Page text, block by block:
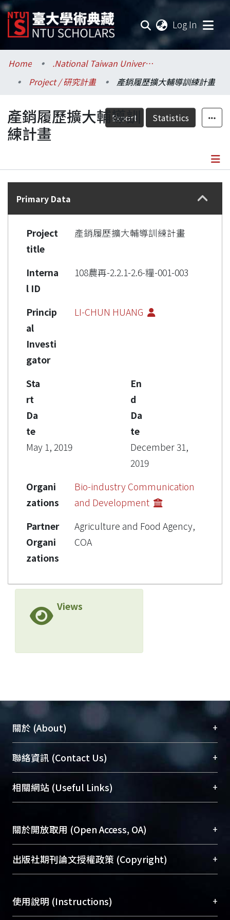
Log In
Communities & Collections
Research Outputs
Fundings & Projects
Researchers
Statistics
Home
.National Taiwan University / 國立臺灣大學
Project / 研究計畫
產銷履歷擴大輔導訓練計畫
Export Statistics
產銷履歷擴大輔導訓
練計畫
Details
Primary Data
Project
title
產銷履歷擴大輔導訓練計畫
Interna
l ID
108農再-2.2.1-2.6-糧-001-003
Princip
al
Investi
gator
LI-CHUN HUANG
Sta
rt
Da
te
May 1, 2019
En
d
Da
te
December 31,
2019
Organi
zations
Bio-industry Communication
and Development
Partner
Organi
zations
Agriculture and Food Agency,
COA
Views
關於 (About) +
臺大位居世界頂尖大學之列，為永久珍藏及向國際
展現本校豐碩的研究成果及學術能量，圖書館整合
機構典藏（NTUR）與學術庫（AH）不同功能平
台，成為臺大學術典藏NTU scholars。期能整合研
成果。
To permanently archive and promote researcher
profiles and scholarly works, Library integrates the
services of “NTU Repository” with “Academic
聯絡資訊 (Contact Us) +
總館學科館員(Main Library)
醫學圖書館學科館員(Medical Library)
Sciences Library)
相關網站 (Useful Links) +
關於開放取用 (Open Access, OA) +
開放取用是從使用者角度提升資訊取用性的社會運
動，應用在學術研究上是透過將研究著作公開供使
用逐年攀升。同時可加速研究發展、提升研究影響
出版社期刊論文授權政策 (Copyright) +
含部分內容的版權非匯入者所有，或由第三方贊
助與合作完成，請確認該版權所有者及第三方同
使用說明 (Instructions) +